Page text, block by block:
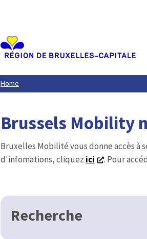
Home
Brussels Mobility
Bruxelles Mobilité vous donne accès à
d'infomations, cliquez ici . Pour
Recherche